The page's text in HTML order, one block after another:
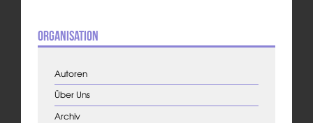
Organisation
Autoren
Über Uns
Archiv